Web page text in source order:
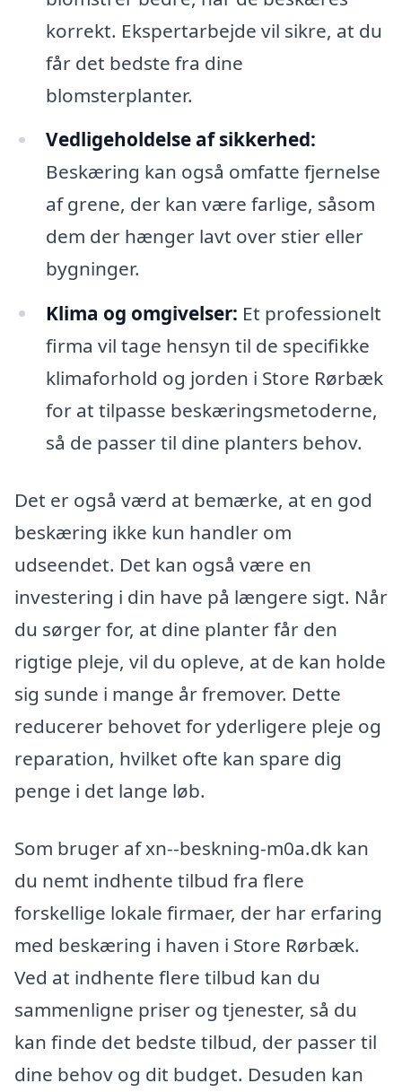
korrekt. Ekspertarbejde vil sikre, at du
får det bedste fra dine
blomsterplanter.
Vedligeholdelse af sikkerhed:
Beskæring kan også omfatte fjernelse
af grene, der kan være farlige, såsom
dem der hænger lavt over stier eller
bygninger.
Klima og omgivelser: Et professionelt
firma vil tage hensyn til de specifikke
klimaforhold og jorden i Store Rørbæk
for at tilpasse beskæringsmetoderne,
så de passer til dine planters behov.
Det er også værd at bemærke, at en god
beskæring ikke kun handler om
udseendet. Det kan også være en
investering i din have på længere sigt. Når
du sørger for, at dine planter får den
rigtige pleje, vil du opleve, at de kan holde
sig sunde i mange år fremover. Dette
reducerer behovet for yderligere pleje og
reparation, hvilket ofte kan spare dig
penge i det lange løb.
Som bruger af xn--beskning-m0a.dk kan
du nemt indhente tilbud fra flere
forskellige lokale firmaer, der har erfaring
med beskæring i haven i Store Rørbæk.
Ved at indhente flere tilbud kan du
sammenligne priser og tjenester, så du
kan finde det bedste tilbud, der passer til
dine behov og dit budget. Desuden kan